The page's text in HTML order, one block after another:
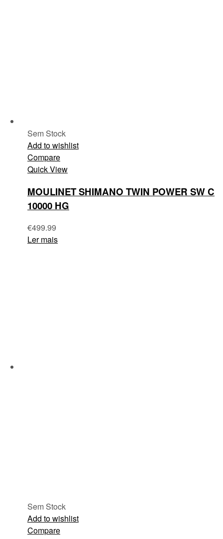
Sem Stock
Add to wishlist
Compare
Quick View
MOULINET SHIMANO TWIN POWER SW C
10000 HG
€499.99
Ler mais
Sem Stock
Add to wishlist
Compare